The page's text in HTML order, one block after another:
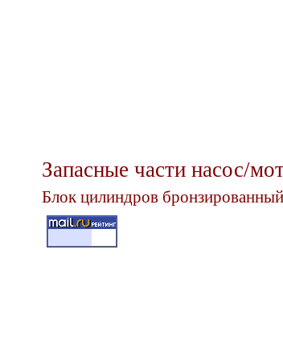
Запасные части насос/
Блок цилиндров